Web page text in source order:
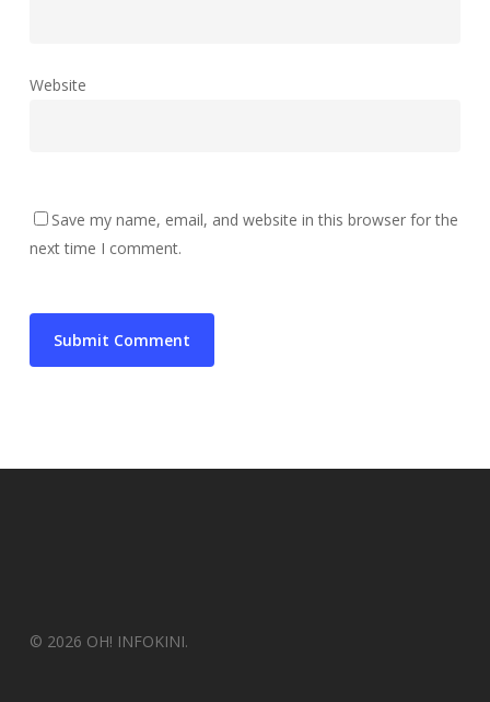
Website
Save my name, email, and website in this browser for the
next time I comment.
© 2026 OH! INFOKINI.